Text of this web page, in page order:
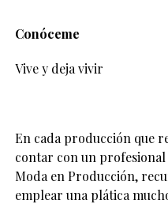
Conóceme
Vive y deja vivir
En cada producción que
contar con un
Moda en Producción,
emplear una plática